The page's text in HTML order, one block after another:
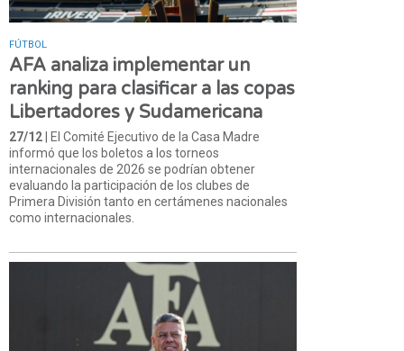
FÚTBOL
AFA analiza implementar un
ranking para clasificar a las copas
Libertadores y Sudamericana
27/12 | El Comité Ejecutivo de la Casa Madre
informó que los boletos a los torneos
internacionales de 2026 se podrían obtener
evaluando la participación de los clubes de
Primera División tanto en certámenes nacionales
como internacionales.